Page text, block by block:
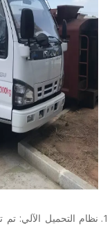
نظام التحميل الآلي: